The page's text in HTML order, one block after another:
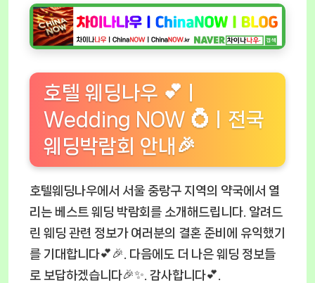
호텔 웨딩나우 💕ㅣ
Wedding NOW 💍ㅣ전국
웨딩박람회 안내🎉
호텔웨딩나우에서 서울 중랑구 지역의 약국에서 열
리는 베스트 웨딩 박람회를 소개해드립니다. 알려드
린 웨딩 관련 정보가 여러분의 결혼 준비에 유익했기
를 기대합니다💕🎉. 다음에도 더 나은 웨딩 정보들
로 보답하겠습니다🎉✨. 감사합니다💕.